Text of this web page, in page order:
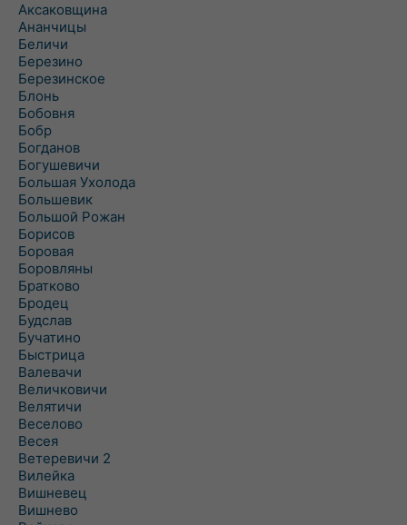
Аксаковщина
Ананчицы
Беличи
Березино
Березинское
Блонь
Бобовня
Бобр
Богданов
Богушевичи
Большая Ухолода
Большевик
Большой Рожан
Борисов
Боровая
Боровляны
Братково
Бродец
Будслав
Бучатино
Быстрица
Валевачи
Величковичи
Велятичи
Веселово
Весея
Ветеревичи 2
Вилейка
Вишневец
Вишнево